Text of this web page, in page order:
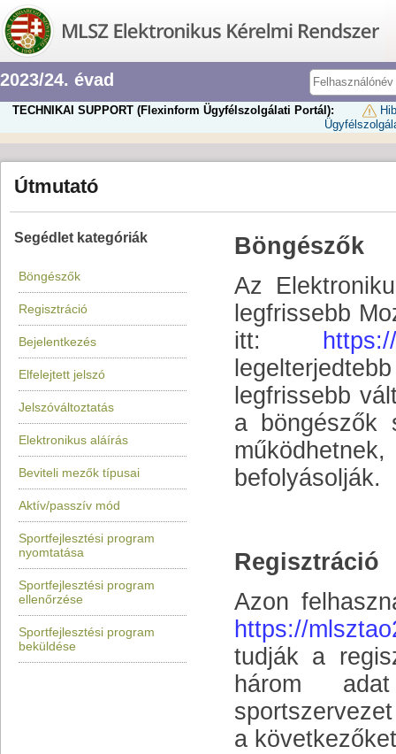
2023/24. évad
TECHNIKAI SUPPORT (Flexinform Ügyfélszolgálati Portál):
Útmutató
Segédlet kategóriák
Böngészők
Regisztráció
Bejelentkezés
Elfelejtett jelszó
Jelszóváltoztatás
Elektronikus aláírás
Beviteli mezők típusai
Aktív/passzív mód
Sportfejlesztési program
nyomtatása
Sportfejlesztési program
ellenőrzése
Sportfejlesztési program
beküldése
Böngészők
Az
legfrissebb
itt:
legfrissebb
a böngészők
befolyásolják.
Regisztráció
Azon
https://
tudják a
három
a